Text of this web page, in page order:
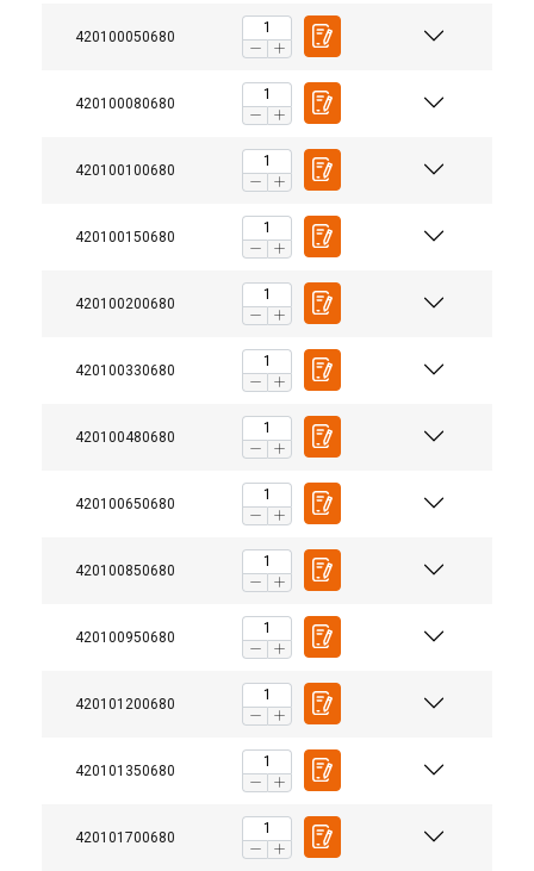
420100050680
420100080680
420100100680
420100150680
420100200680
420100330680
420100480680
420100650680
420100850680
420100950680
420101200680
420101350680
420101700680